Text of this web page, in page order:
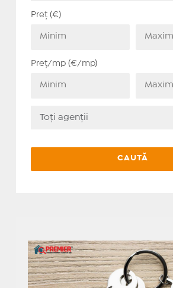
Preț (€)
Preț/mp (€/mp)